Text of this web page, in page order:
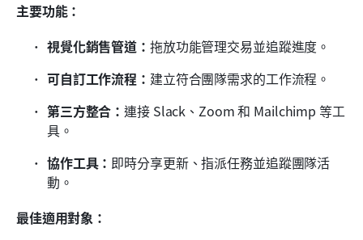
主要功能：
視覺化銷售管道： 拖放功能管理交易並追蹤進度。
可自訂工作流程： 建立符合團隊需求的工作流程。
第三方整合：連接 Slack、Zoom 和 Mailchimp 等工
具。
協作工具： 即時分享更新、指派任務並追蹤團隊活
動。
最佳適用對象：